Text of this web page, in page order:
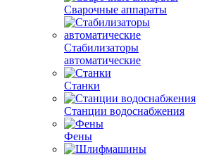
Сварочные аппараты
Стабилизаторы
автоматические
Станки
Станции водоснабжения
Фены